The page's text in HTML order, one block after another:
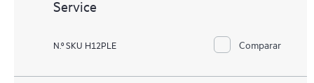
Service
N.º SKU H12PLE Comparar